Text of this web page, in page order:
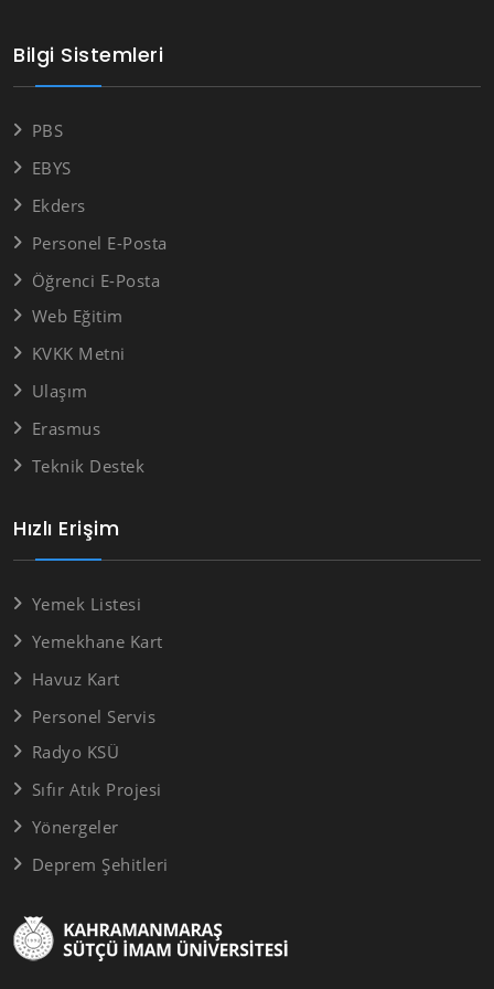
Hızlı Erişim
Yemek Listesi
Yemekhane Kart
Havuz Kart
Personel Servis
Radyo KSÜ
Sıfır Atık Projesi
Yönergeler
Deprem Şehitleri
Bilgi Sistemleri
PBS
EBYS
Ekders
Personel E-Posta
Öğrenci E-Posta
Web Eğitim
KVKK Metni
Ulaşım
Erasmus
Teknik Destek